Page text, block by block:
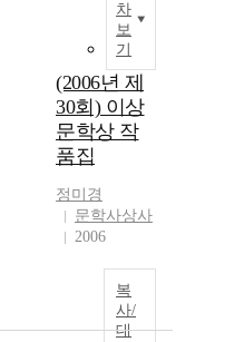
차
보
기
(2006년 제
30회) 이상
문학상 작
품집
정미경
문학사상사
2006
복
사/
대